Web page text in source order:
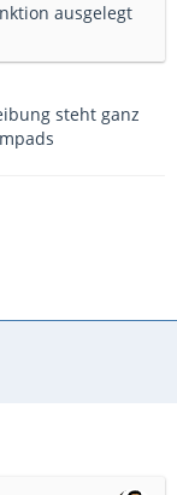
ausgelegt
steht ganz